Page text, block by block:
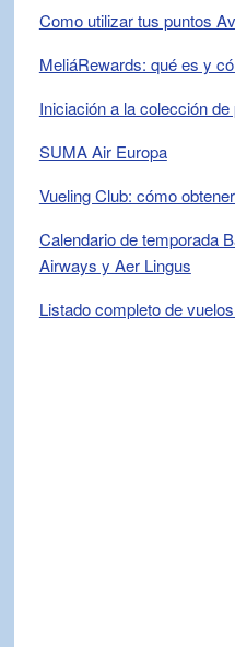
Como utilizar tus puntos
MeliáRewards: qué es y
Iniciación a la colección
SUMA Air Europa
Vueling Club: cómo
Calendario de temporada
Airways y Aer Lingus
Listado completo de